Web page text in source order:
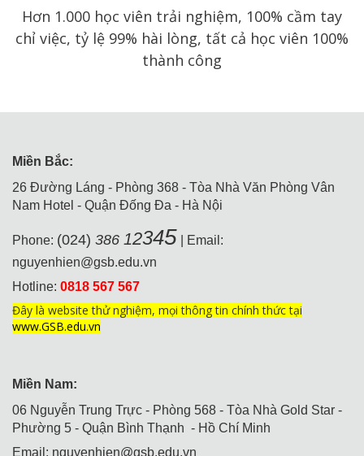
Hơn 1.000 học viên trải nghiệm, 100% cầm tay
chỉ việc, tỷ lệ 99% hài lòng, tất cả học viên 100%
thành công
Miền Bắc:
26 Đường Láng - Phòng 368 - Tòa Nhà Văn Phòng Vân
Nam Hotel - Quận Đống Đa - Hà Nội
Phone: (024) 386 12345 | Email:
nguyenhien@gsb.edu.vn
Hotline: 0818 567 567
Đây là website thử nghiệm, mọi thông tin chính thức tại
www.GSB.edu.vn
Miền Nam:
06 Nguyễn Trung Trực - Phòng 568 - Tòa Nhà Gold Star -
Phường 5 - Quận Bình Thạnh - Hồ Chí Minh
Email: nguyenhien@gsb.edu.vn